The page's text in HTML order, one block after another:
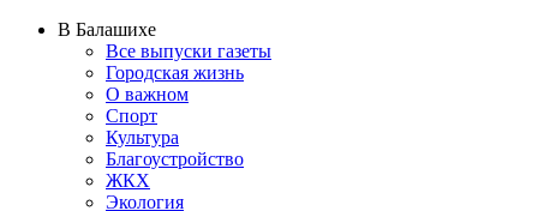
В Балашихе
Все выпуски газеты
Городская жизнь
О важном
Спорт
Культура
Благоустройство
ЖКХ
Экология